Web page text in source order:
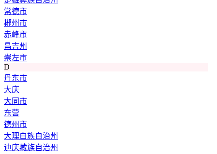
常德市
郴州市
赤峰市
昌吉州
崇左市
D
丹东市
大庆
大同市
东营
德州市
大理白族自治州
迪庆藏族自治州